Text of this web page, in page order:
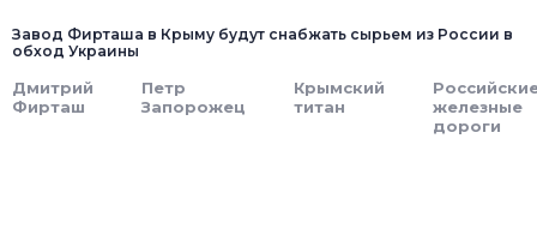
Завод Фирташа в Крыму будут снабжать сырьем из России в
обход Украины
Дмитрий
Фирташ
Петр
Запорожец
Крымский
титан
железные
дороги